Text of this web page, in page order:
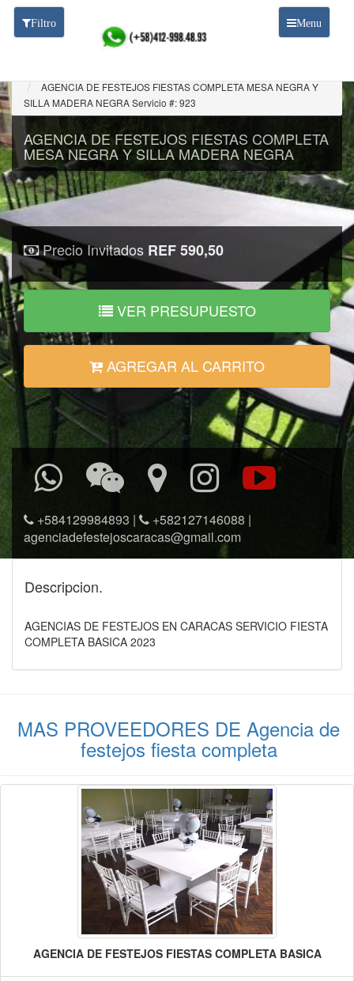
Filtro Menu
AGENCIA DE FESTEJOS FIESTAS COMPLETA MESA NEGRA Y
SILLA MADERA NEGRA Servicio #: 923
AGENCIA DE FESTEJOS FIESTAS COMPLETA
MESA NEGRA Y SILLA MADERA NEGRA
Precio Invitados REF 590,50
VER PRESUPUESTO
AGREGAR AL CARRITO
+584129984893 | +582127146088 |
agenciadefestejoscaracas@gmail.com
Descripcion.
AGENCIAS DE FESTEJOS EN CARACAS SERVICIO FIESTA
COMPLETA BASICA 2023
MAS PROVEEDORES DE Agencia de
festejos fiesta completa
AGENCIA DE FESTEJOS FIESTAS COMPLETA BASICA